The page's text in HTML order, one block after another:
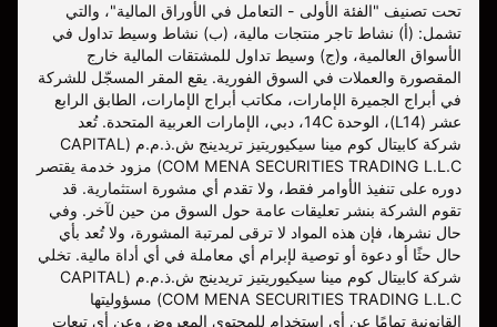
تحت تصنيف "الفئة الأولى - التعامل في الأوراق المالية"، والتي
تشمل: (أ) نشاط تاجر منتجات مالية، (ب) نشاط وسيط تداول في
الأسواق العالمية، و(ج) وسيط تداول للمشتقات المالية خارج
المقصورة والعملات في السوق الفورية. يقع المقر المسجّل للشركة
في أبراج الجميرة الإمارات، مكاتب أبراج الإمارات، الطابق الرابع
عشر (L14)، الوحدة 14C، دبي، الإمارات العربية المتحدة. تُعد
شركة كابيتال كوم مينا سيكيوريتيز تريدينج ش.ذ.م.م (CAPITAL
COM MENA SECURITIES TRADING L.L.C) مزود خدمة يقتصر
دوره على تنفيذ الأوامر فقط، ولا تقدم أي مشورة استثمارية. قد
تقوم الشركة بنشر تعليقات عامة حول السوق من حين لآخر. وفي
حال نشرها، فإن هذه المواد لا ترقى لمرتبة المشورة، ولا تُعد بأي
حال حثًا أو دعوة أو توصية لإبرام أي معاملة في أي أداة مالية. تخلي
شركة كابيتال كوم مينا سيكيوريتيز تريدينج ش.ذ.م.م (CAPITAL
COM MENA SECURITIES TRADING L.L.C) مسؤوليتها
القانونية تمامًا عن أي استخدام للمحتوى المعروض وعن أي تبعات